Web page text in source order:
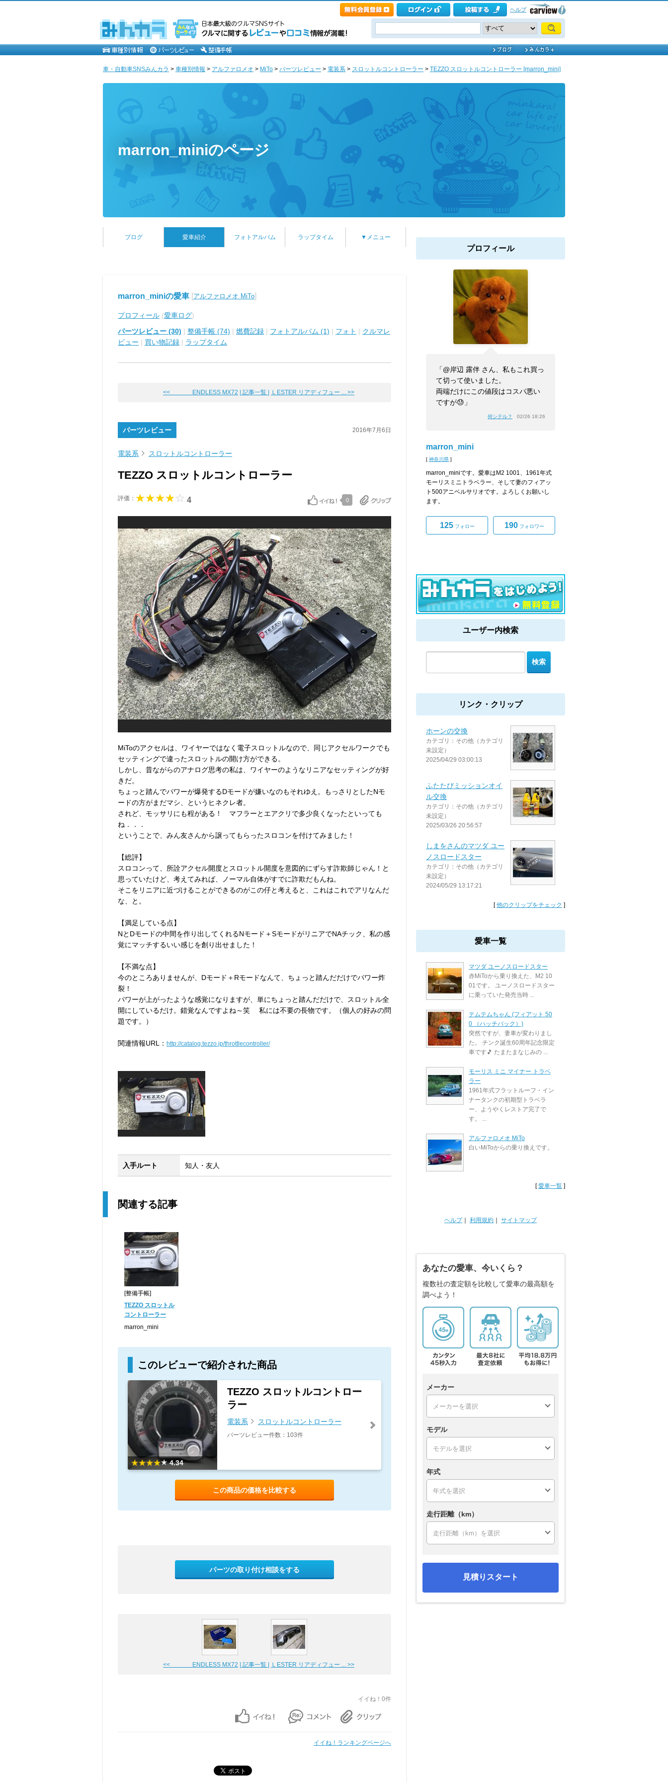
ヘルプ
車・自動車SNSみんカラ > 車種別情報 > アルファロメオ > MiTo > パーツレビュー > 電装系 > スロットルコントローラー > TEZZO スロットルコントローラー [marron_mini]
marron_miniのページ
ブログ 愛車紹介 フォトアルバム ラップタイム ▼メニュー
marron_miniの愛車 [アルファロメオ MiTo]
プロフィール (愛車ログ)
パーツレビュー (30) | 整備手帳 (74) | 燃費記録 | フォトアルバム (1) | フォト | クルマレ
ビュー | 買い物記録 | ラップタイム
<< ENDLESS MX72 | 記事一覧 | ＬESTER リアディフュー ... >>
パーツレビュー 2016年7月6日
電装系 スロットルコントローラー
TEZZO スロットルコントローラー
評価： 4 0
MiToのアクセルは、ワイヤーではなく電子スロットルなので、同じアクセルワークでも
セッティングで違ったスロットルの開け方ができる。
しかし、昔ながらのアナログ思考の私は、ワイヤーのようなリニアなセッティングが好
きだ。
ちょっと踏んでパワーが爆発するDモードが嫌いなのもそれゆえ。もっさりとしたNモ
ードの方がまだマシ、というヒネクレ者。
されど、モッサリにも程がある！ マフラーとエアクリで多少良くなったといっても
ね．．．
ということで、みん友さんから譲ってもらったスロコンを付けてみました！
【総評】
スロコンって、所詮アクセル開度とスロットル開度を意図的にずらす詐欺師じゃん！と
思っていたけど、考えてみれば、ノーマル自体がすでに詐欺だもんね。
そこをリニアに近づけることができるのがこの仔と考えると、これはこれでアリなんだ
な、と。
【満足している点】
NとDモードの中間を作り出してくれるNモード＋SモードがリニアでNAチック、私の感
覚にマッチするいい感じを創り出せました！
【不満な点】
今のところありませんが、Dモード＋Rモードなんて、ちょっと踏んだだけでパワー炸
裂！
パワーが上がったような感覚になりますが、単にちょっと踏んだだけで、スロットル全
開にしているだけ。錯覚なんですよね～笑 私には不要の長物です。（個人の好みの問
題です。）
関連情報URL： http://catalog.tezzo.jp/throttlecontroller/
入手ルート 知人・友人
関連する記事
[整備手帳]
TEZZO スロットル
コントローラー
marron_mini
このレビューで紹介された商品
4.34
TEZZO スロットルコントロー
ラー
電装系 スロットルコントローラー
パーツレビュー件数：103件
この商品の価格を比較する
パーツの取り付け相談をする
<< ENDLESS MX72 | 記事一覧 | ＬESTER リアディフュー ... >>
イイね！0件
イイね！ランキングページへ
プロフィール
「@岸辺 露伴 さん、私もこれ買っ
て切って使いました。
両端だけにこの値段はコスパ悪い
ですが😓」
何シテル？ 02/26 18:26
marron_mini
[ 神奈川県 ]
marron_miniです。愛車はM2 1001、1961年式
モーリスミニトラベラー、そして妻のフィアッ
ト500アニベルサリオです。よろしくお願いし
ます。
125フォロー 190フォロワー
ユーザー内検索
リンク・クリップ
ホーンの交換
カテゴリ：その他（カテゴリ
未設定）
2025/04/29 03:00:13
ふたたびミッションオイ
ル交換
カテゴリ：その他（カテゴリ
未設定）
2025/03/26 20:56:57
しまをさんのマツダ ユー
ノスロードスター
カテゴリ：その他（カテゴリ
未設定）
2024/05/29 13:17:21
[他のクリップをチェック ]
愛車一覧
マツダ ユーノスロードスター
赤MiToから乗り換えた、M2 10
01です。 ユーノスロードスター
に乗っていた発売当時 ...
テムテムちゃん (フィアット 50
0 （ハッチバック）)
突然ですが、妻車が変わりまし
た。 チンク誕生60周年記念限定
車です🎵 たまたまなじみの ...
モーリス ミニ マイナー トラベ
ラー
1961年式フラットルーフ・イン
ナータンクの初期型トラベラ
ー、ようやくレストア完了で
す。 ...
アルファロメオ MiTo
白いMiToからの乗り換えです。
[愛車一覧 ]
ヘルプ｜ 利用規約 サイトマップ
あなたの愛車、今いくら？
複数社の査定額を比較して愛車の最高額を
調べよう！
メーカー
モデル
年式
走行距離（km）
見積りスタート